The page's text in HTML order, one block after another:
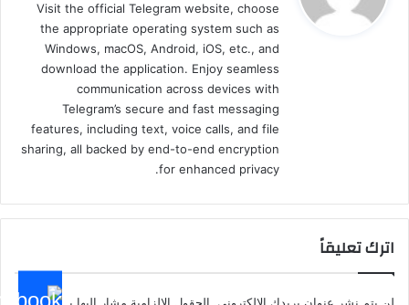
ل
Visit the official Telegram website, choose
the appropriate operating system such as
Windows, macOS, Android, iOS, etc., and
download the application. Enjoy seamless
communication across devices with
Telegram’s secure and fast messaging
features, including text, voice calls, and file
sharing, all backed by end-to-end encryption
for enhanced privacy.
اترك تعليقاً